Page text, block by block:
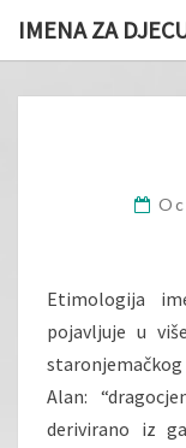
IMENA ZA
Etimologija
pojavljuje u
Alan:
derivirano iz